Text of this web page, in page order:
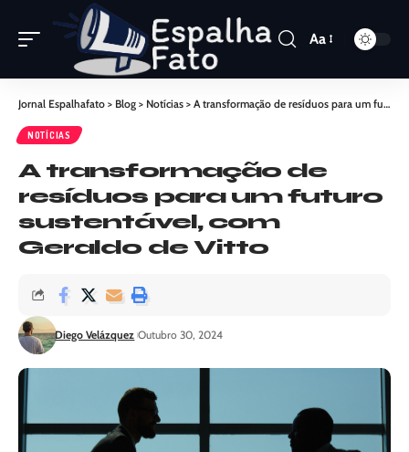
Aa
Jornal Espalhafato > Blog > Notícias > A transformação de resíduos para um futuro sustentável, com Geraldo de Vitto
NOTÍCIAS
A transformação de
resíduos para um futuro
sustentável, com
Geraldo de Vitto
Diego Velázquez Outubro 30, 2024